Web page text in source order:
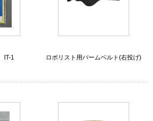
IT-1 ロボリスト用パームベルト(右投げ)